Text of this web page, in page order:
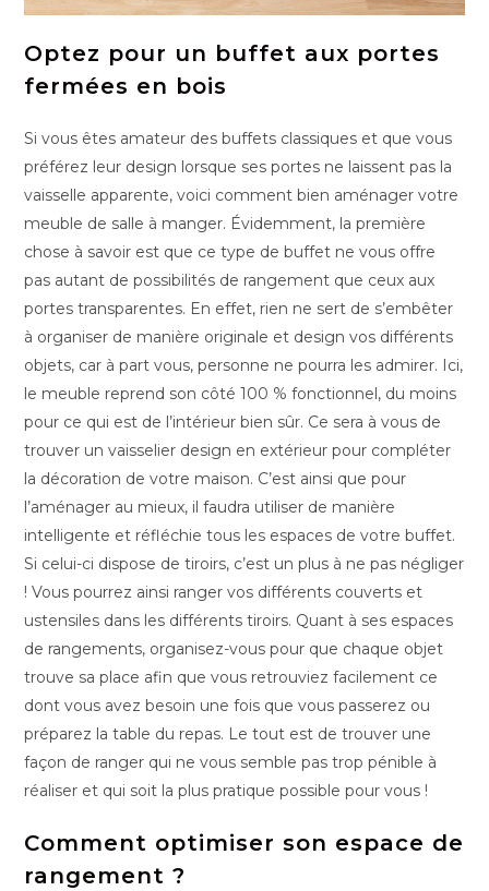
Optez pour un buffet aux portes
fermées en bois
Si vous êtes amateur des buffets classiques et que vous
préférez leur design lorsque ses portes ne laissent pas la
vaisselle apparente, voici comment bien aménager votre
meuble de salle à manger. Évidemment, la première
chose à savoir est que ce type de buffet ne vous offre
pas autant de possibilités de rangement que ceux aux
portes transparentes. En effet, rien ne sert de s’embêter
à organiser de manière originale et design vos différents
objets, car à part vous, personne ne pourra les admirer. Ici,
le meuble reprend son côté 100 % fonctionnel, du moins
pour ce qui est de l’intérieur bien sûr. Ce sera à vous de
trouver un vaisselier design en extérieur pour compléter
la décoration de votre maison. C’est ainsi que pour
l’aménager au mieux, il faudra utiliser de manière
intelligente et réfléchie tous les espaces de votre buffet.
Si celui-ci dispose de tiroirs, c’est un plus à ne pas négliger
! Vous pourrez ainsi ranger vos différents couverts et
ustensiles dans les différents tiroirs. Quant à ses espaces
de rangements, organisez-vous pour que chaque objet
trouve sa place afin que vous retrouviez facilement ce
dont vous avez besoin une fois que vous passerez ou
préparez la table du repas. Le tout est de trouver une
façon de ranger qui ne vous semble pas trop pénible à
réaliser et qui soit la plus pratique possible pour vous !
Comment optimiser son espace de
rangement ?